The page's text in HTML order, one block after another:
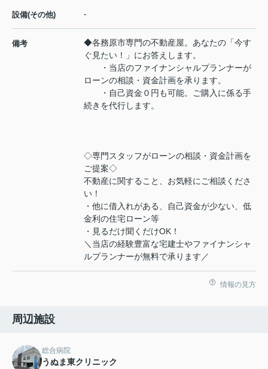
設備(その他) -
備考
◆各務原市専門の不動産屋。あなたの「今す
ぐ見たい！」にお答えします。
・当店のファイナンシャルプランナーが
ローンの相談・資金計画を承ります。
・自己資金０円も可能。ご購入に係る手
続きを代行します。
◇専門スタッフがローンの相談・資金計画を
ご提案◇
不動産に関すること、お気軽にご相談くださ
い！
・他に借入れがある、自己資金が少ない、低
金利の住宅ローン等
・見るだけ聞くだけOK！
＼当店の経験豊富な宅建士やファイナンシャ
ルプランナーが無料で承ります／
情報の見方
周辺施設
総合病院
うぬま東クリニック